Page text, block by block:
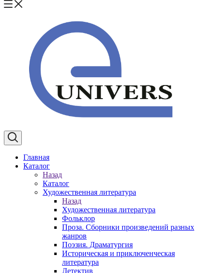
Главная
Каталог
Назад
Каталог
Художественная литература
Назад
Художественная литература
Фольклор
Проза. Сборники произведений разных
жанров
Поэзия. Драматургия
Историческая и приключенческая
литература
Детектив